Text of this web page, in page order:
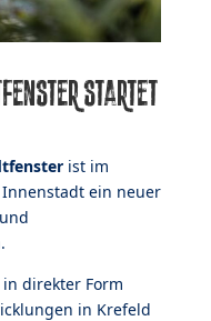
startet
ist im
ein neuer
direkter Form
in Krefeld